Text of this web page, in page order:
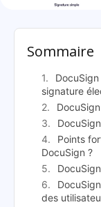
Sommaire
signature
Points
DocuSign ?
des